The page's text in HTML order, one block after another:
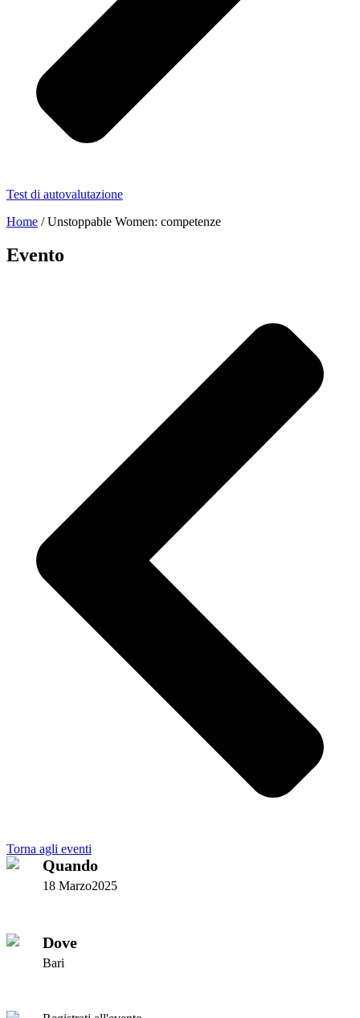
Test di autovalutazione
Home /Unstoppable Women: competenze
Evento
Torna agli eventi
Quando
18 Marzo2025
Dove
Bari